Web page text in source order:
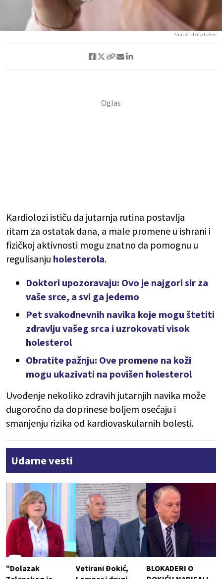
Shutterstock/fizkes
Kardiolozi ističu da jutarnja rutina postavlja
ritam za ostatak dana, a male promene u ishrani i
fizičkoj aktivnosti mogu znatno da pomognu u
regulisanju holesterola.
Doktori upozoravaju: Ovo je najgori sir za
vaše srce, a svi ga jedemo
Pet svakodnevnih navika koje mogu štetiti
zdravlju vašeg srca i uzrokovati visok
holesterol
Obratite pažnju: Ove promene na koži
mogu ukazivati na povišen holesterol
Uvođenje nekoliko zdravih jutarnjih navika može
dugoročno da doprinese boljem osećaju i
smanjenju rizika od kardiovaskularnih bolesti.
Udarne vesti
"Dolazak
Vetirani Đokić,
BLOKADERI O